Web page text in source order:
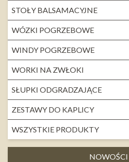
STOŁY BALSAMACYJNE
WÓZKI POGRZEBOWE
WINDY POGRZEBOWE
WORKI NA ZWŁOKI
SŁUPKI ODGRADZAJĄCE
ZESTAWY DO KAPLICY
WSZYSTKIE PRODUKTY
NOWOŚCI